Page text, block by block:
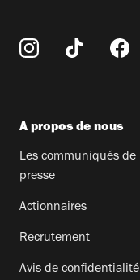
A propos de nous
Les communiqués de
presse
Actionnaires
Recrutement
Avis de confidentialité